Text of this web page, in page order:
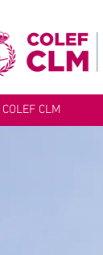
COLEF CLM